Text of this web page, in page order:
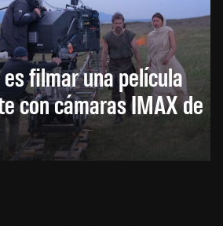
filmar una película
con cámaras IMAX de